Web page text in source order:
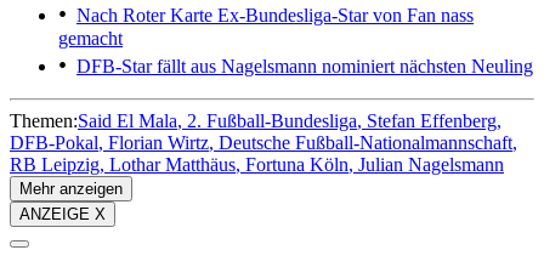
Nach Roter Karte Ex-Bundesliga-Star von Fan nass
gemacht
DFB-Star fällt aus Nagelsmann nominiert nächsten Neuling
Themen:Said El Mala 2. Fußball-Bundesliga Stefan Effenberg
DFB-Pokal Florian Wirtz Deutsche Fußball-Nationalmannschaft
RB Leipzig Lothar Matthäus Fortuna Köln Julian Nagelsmann
Mehr anzeigen
ANZEIGE X